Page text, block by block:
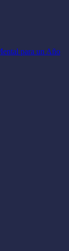
para un Año